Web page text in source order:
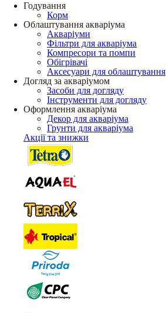
Годування
Корм
Облаштування акваріума
Акваріуми
Фільтри для акваріума
Компресори та помпи
Обігрівачі
Аксесуари для облаштування
Догляд за акваріумом
Засоби для догляду
Інструменти для догляду
Оформлення акваріума
Декор для акваріума
Грунти для акваріума
Акції та знижки